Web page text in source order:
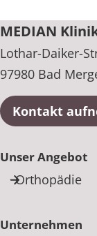
MEDIAN
Lothar-Daiker-
97980 Bad
Kontakt
Unser Angebot
Orthopädie
Unternehmen